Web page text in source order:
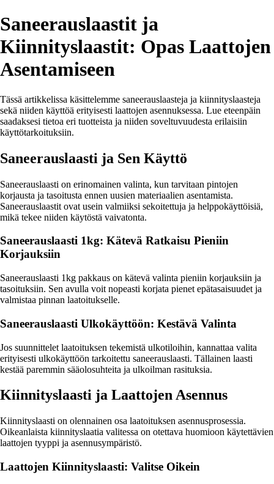
Saneerauslaastit ja
Kiinnityslaastit: Opas Laattojen
Asentamiseen
Tässä artikkelissa käsittelemme saneerauslaasteja ja kiinnityslaasteja
sekä niiden käyttöä erityisesti laattojen asennuksessa. Lue eteenpäin
saadaksesi tietoa eri tuotteista ja niiden soveltuvuudesta erilaisiin
käyttötarkoituksiin.
Saneerauslaasti ja Sen Käyttö
Saneerauslaasti on erinomainen valinta, kun tarvitaan pintojen
korjausta ja tasoitusta ennen uusien materiaalien asentamista.
Saneerauslaastit ovat usein valmiiksi sekoitettuja ja helppokäyttöisiä,
mikä tekee niiden käytöstä vaivatonta.
Saneerauslaasti 1kg: Kätevä Ratkaisu Pieniin
Korjauksiin
Saneerauslaasti 1kg pakkaus on kätevä valinta pieniin korjauksiin ja
tasoituksiin. Sen avulla voit nopeasti korjata pienet epätasaisuudet ja
valmistaa pinnan laatoitukselle.
Saneerauslaasti Ulkokäyttöön: Kestävä Valinta
Jos suunnittelet laatoituksen tekemistä ulkotiloihin, kannattaa valita
erityisesti ulkokäyttöön tarkoitettu saneerauslaasti. Tällainen laasti
kestää paremmin sääolosuhteita ja ulkoilman rasituksia.
Kiinnityslaasti ja Laattojen Asennus
Kiinnityslaasti on olennainen osa laatoituksen asennusprosessia.
Oikeanlaista kiinnityslaatia valitessa on otettava huomioon käytettävien
laattojen tyyppi ja asennusympäristö.
Laattojen Kiinnityslaasti: Valitse Oikein